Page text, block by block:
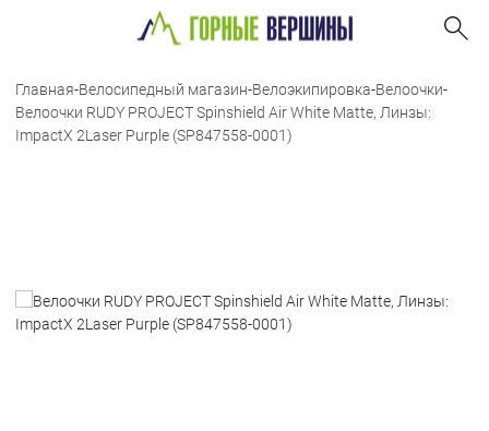
Главная-Велосипедный магазин-Велоэкипировка-Велоочки-
Велоочки RUDY PROJECT Spinshield Air White Matte, Линзы:
ImpactX 2Laser Purple (SP847558-0001)